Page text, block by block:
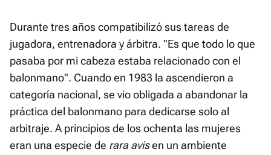
Durante tres años compatibilizó sus tareas de
jugadora, entrenadora y árbitra. "Es que todo lo que
pasaba por mi cabeza estaba relacionado con el
balonmano". Cuando en 1983 la ascendieron a
categoría nacional, se vio obligada a abandonar la
práctica del balonmano para dedicarse solo al
arbitraje. A principios de los ochenta las mujeres
eran una especie de rara avisen un ambiente